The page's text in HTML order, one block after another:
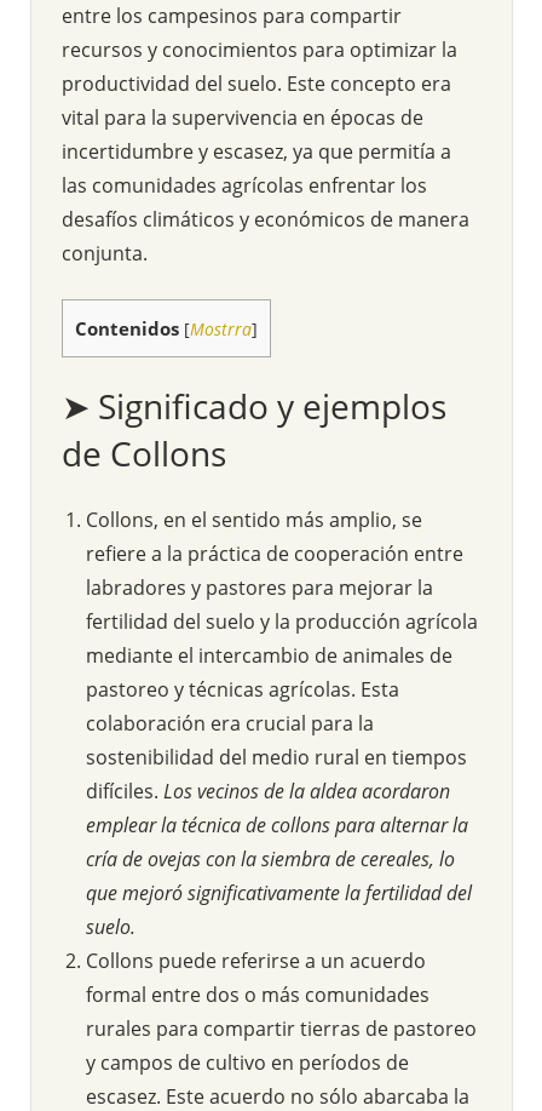
entre los campesinos para compartir
recursos y conocimientos para optimizar la
productividad del suelo. Este concepto era
vital para la supervivencia en épocas de
incertidumbre y escasez, ya que permitía a
las comunidades agrícolas enfrentar los
desafíos climáticos y económicos de manera
conjunta.
Contenidos [Mostrra]
➤ Significado y ejemplos
de Collons
Collons, en el sentido más amplio, se
refiere a la práctica de cooperación entre
labradores y pastores para mejorar la
fertilidad del suelo y la producción agrícola
mediante el intercambio de animales de
pastoreo y técnicas agrícolas. Esta
colaboración era crucial para la
sostenibilidad del medio rural en tiempos
difíciles. Los vecinos de la aldea acordaron
emplear la técnica de collons para alternar la
cría de ovejas con la siembra de cereales, lo
que mejoró significativamente la fertilidad del
suelo.
Collons puede referirse a un acuerdo
formal entre dos o más comunidades
rurales para compartir tierras de pastoreo
y campos de cultivo en períodos de
escasez. Este acuerdo no sólo abarcaba la